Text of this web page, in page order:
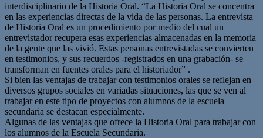
interdisciplinario de la Historia Oral. “La Historia Oral se concentra
en las experiencias directas de la vida de las personas. La entrevista
de Historia Oral es un procedimiento por medio del cual un
entrevistador recupera esas experiencias almacenadas en la memoria
de la gente que las vivió. Estas personas entrevistadas se convierten
en testimonios, y sus recuerdos -registrados en una grabación- se
transforman en fuentes orales para el historiador” .
Si bien las ventajas de trabajar con testimonios orales se reflejan en
diversos grupos sociales en variadas situaciones, las que se ven al
trabajar en este tipo de proyectos con alumnos de la escuela
secundaria se destacan especialmente.
Algunas de las ventajas que ofrece la Historia Oral para trabajar con
los alumnos de la Escuela Secundaria.